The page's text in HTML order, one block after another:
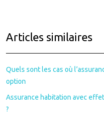
Articles similaires
Quels sont les cas où
option
Assurance habitation avec
?